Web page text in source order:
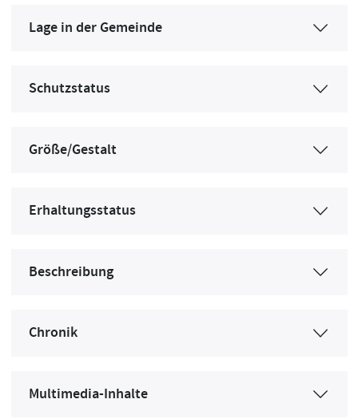
Lage in der Gemeinde
Schutzstatus
Größe/Gestalt
Erhaltungsstatus
Beschreibung
Chronik
Multimedia-Inhalte